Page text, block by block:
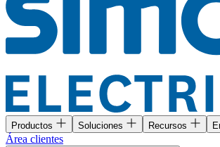
Productos Soluciones Recursos
Área clientes